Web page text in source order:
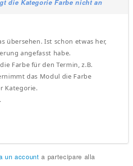
die Kategorie Farbe nicht an
übersehen. Ist schon etwas her,
angefasst habe.
Farbe für den Termin, z.B.
das Modul die Farbe
Kategorie.
un account a partecipare alla